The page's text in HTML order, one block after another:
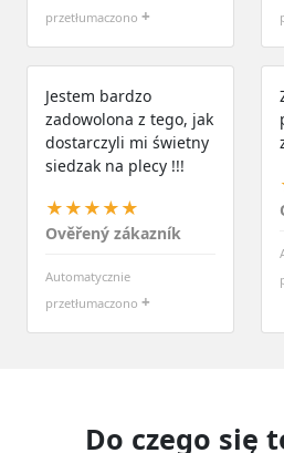
przetłumaczono +
Jestem bardzo
zadowolona z tego, jak
dostarczyli mi świetny
siedzak na plecy !!!
★★★★★
Ověřený zákazník
Automatycznie
przetłumaczono +
Do czego się